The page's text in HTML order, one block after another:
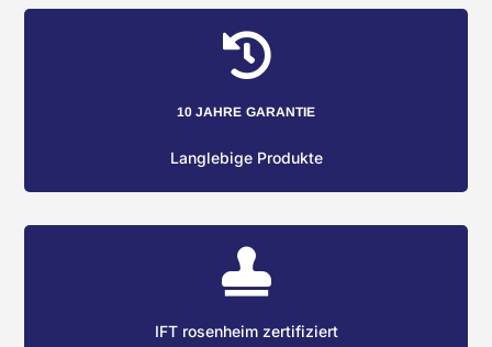

10 JAHRE GARANTIE
Langlebige Produkte

IFT rosenheim zertifiziert